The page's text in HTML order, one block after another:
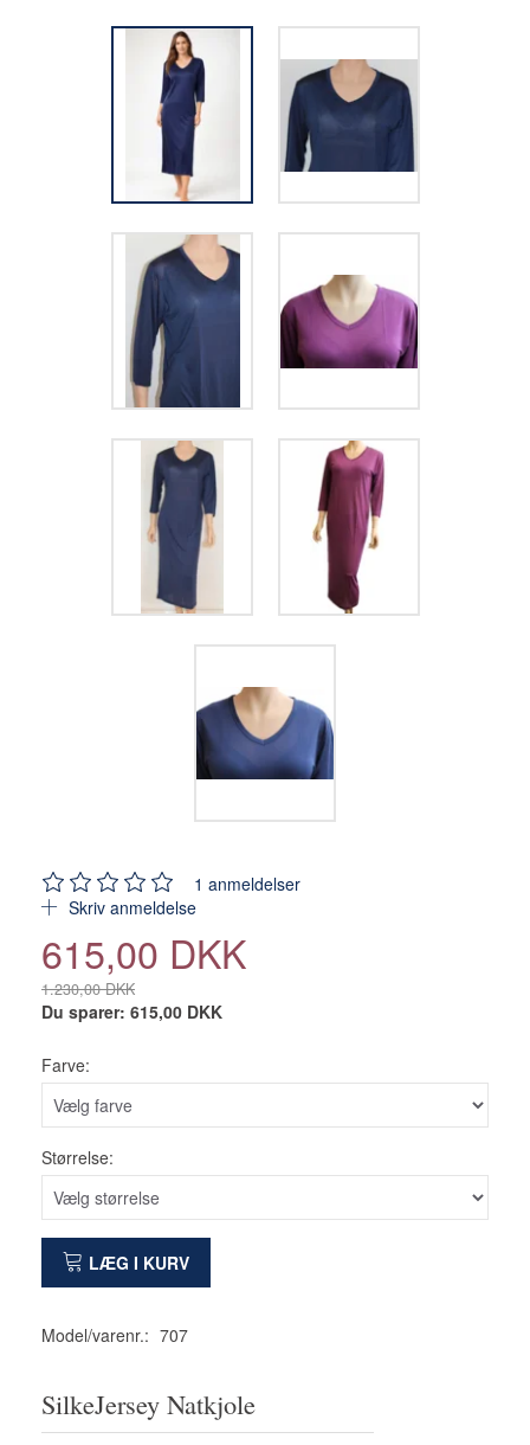
1 anmeldelser
Skriv anmeldelse
615,00 DKK
1.230,00 DKK
Du sparer: 615,00 DKK
Farve:
Størrelse:
LÆG I KURV
Model/varenr.: 707
SilkeJersey Natkjole